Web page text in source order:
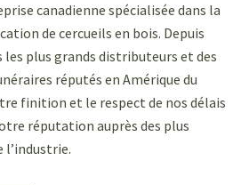
canadienne spécialisée dans la
de cercueils en bois. Depuis
les plus grands distributeurs et des
réputés en Amérique du
finition et le respect de nos délais
réputation auprès des plus